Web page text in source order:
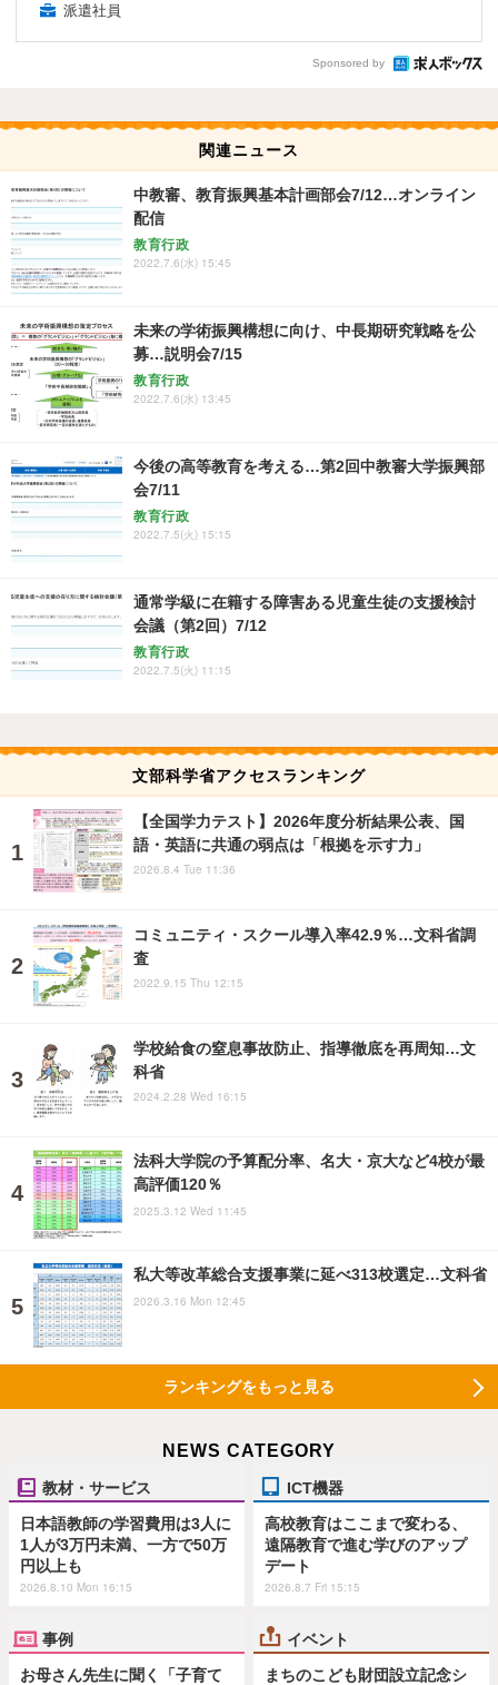
派遣社員
Sponsored by
関連ニュース
中教審、教育振興基本計画部会7/12…オンライン
配信
教育行政
2022.7.6(水) 15:45
未来の学術振興構想に向け、中長期研究戦略を公
募…説明会7/15
教育行政
2022.7.6(水) 13:45
今後の高等教育を考える…第2回中教審大学振興部
会7/11
教育行政
2022.7.5(火) 15:15
通常学級に在籍する障害ある児童生徒の支援検討
会議（第2回）7/12
教育行政
2022.7.5(火) 11:15
文部科学省アクセスランキング
【全国学力テスト】2026年度分析結果公表、国
語・英語に共通の弱点は「根拠を示す力」
2026.8.4 Tue 11:36
コミュニティ・スクール導入率42.9％…文科省調
査
2022.9.15 Thu 12:15
学校給食の窒息事故防止、指導徹底を再周知…文
科省
2024.2.28 Wed 16:15
法科大学院の予算配分率、名大・京大など4校が最
高評価120％
2025.3.12 Wed 11:45
私大等改革総合支援事業に延べ313校選定…文科省
2026.3.16 Mon 12:45
ランキングをもっと見る
NEWS CATEGORY
教材・サービス
日本語教師の学習費用は3人に
1人が3万円未満、一方で50万
円以上も
2026.8.10 Mon 16:15
ICT機器
高校教育はここまで変わる、
遠隔教育で進む学びのアップ
デート
2026.8.7 Fri 15:15
事例
お母さん先生に聞く「子育て
イベント
まちのこども財団設立記念シ